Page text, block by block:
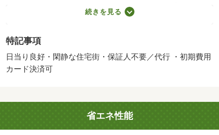
５００円／月／保証会社利用必：５０％／仲介手数料１．
１ヶ月／普通借家０２年／こんな物件が、こんな条件で借
バストイレ別／バルコニー／エアコン／フローリング／Ｔ
Ｖインターホン／室内洗濯置／陽当り良好／南向き／エレ
ベーター／押入／即入居可／閑静な住宅地／ＩＨクッキン
／駅徒歩５分以内／当社管理物件／プロパンガス／敷金・
礼金不要／ＩＴ重説 対応物件／初期費用カード決済可／
タイヨー騎射場店（スーパー）まで５９４ｍ／セブンイレ
続きを見る
特記事項
日当り良好・閑静な住宅街・保証人不要／代行 ・初期費用
カード決済可
省エネ性能